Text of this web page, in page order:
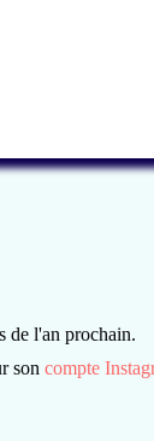
de l'an prochain.
son compte